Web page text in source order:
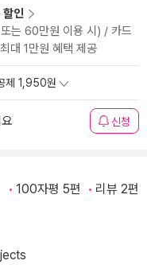
할인
는 60만원 이용 시) / 카드
대 1만원 혜택 제공
제 1,950원
신청
100자평 5편 리뷰 2편